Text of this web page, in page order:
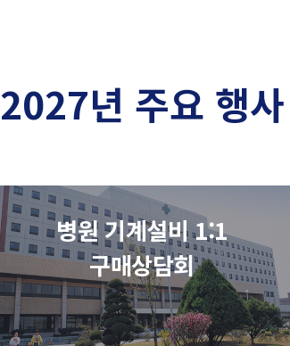
2027년 주요 행사
병원 기계설비 1:1
구매상담회